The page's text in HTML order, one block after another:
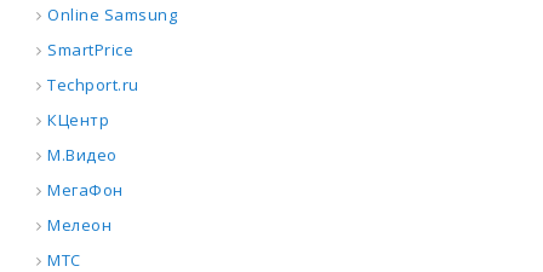
Online Samsung
SmartPrice
Techport.ru
КЦентр
М.Видео
МегаФон
Мелеон
МТС